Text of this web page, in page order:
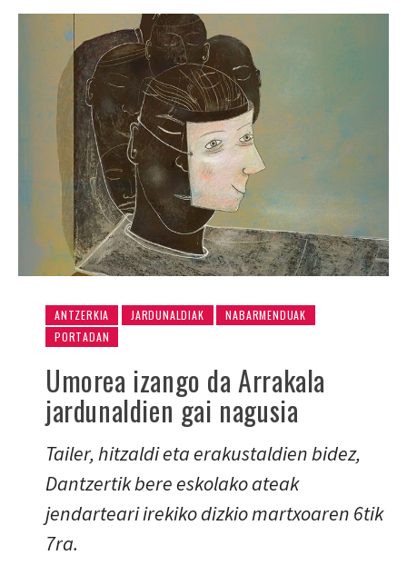
ANTZERKIA JARDUNALDIAK
NABARMENDUAK
PORTADAN
Umorea izango da Arrakala
jardunaldien gai nagusia
Tailer, hitzaldi eta erakustaldien bidez,
Dantzertik bere eskolako ateak
jendarteari irekiko dizkio martxoaren 6tik
7ra.